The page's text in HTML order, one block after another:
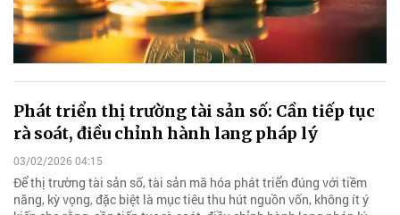
Phát triển thị trường tài sản số: Cần tiếp tục
rà soát, điều chỉnh hành lang pháp lý
03/02/2026 04:15
Để thị trường tài sản số, tài sản mã hóa phát triển đúng với tiềm
năng, kỳ vọng, đặc biệt là mục tiêu thu hút nguồn vốn, không ít ý